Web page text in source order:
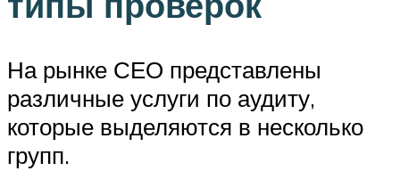
На рынке СЕО представлены
различные услуги по аудиту,
которые выделяются в несколько
групп.